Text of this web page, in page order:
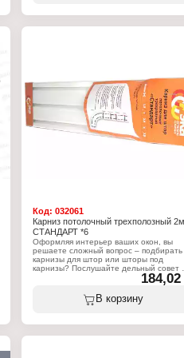
Цвет: белые
Код: 032061
Карниз потолочный трехполозный 2м
СТАНДАРТ *6
Оформляя интерьер ваших окон, вы
решаете сложный вопрос – подбирать
карнизы для штор или шторы под
карнизы? Послушайте дельный совет –
карнизы для штор необходимо
приобретать после того, как вы
определились с типом штор и их
собственным весом. Но только после
известна длина карниза и высота его
В корзину